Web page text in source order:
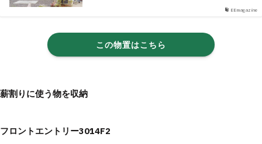
EEmagazine
この物置はこちら
薪割りに使う物を収納
フロントエントリー3014F2